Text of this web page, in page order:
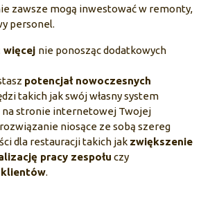
zawsze mogą inwestować w remonty,
personel.
więcej nie ponosząc dodatkowych
potencjał nowoczesnych
takich jak swój własny system
na stronie internetowej Twojej
niosące ze sobą szereg
dla restauracji takich jak zwiększenie
pracy zespołu czy
klientów.